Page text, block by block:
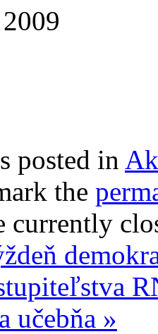
posted in
the
currently
učebňa »